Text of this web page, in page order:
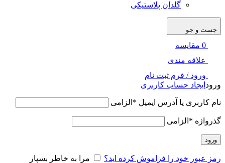
گلدان پلاستیکی
جست و جو
0 مقایسه
علاقه مندی
ورود / فرم ثبت نام
ورود ایجاد حساب کاربری
نام کاربری یا آدرس ایمیل * الزامی
گذرواژه * الزامی
ورود
رمز عبور خود را فراموش کرده اید؟ مرا به خاطر بسپار